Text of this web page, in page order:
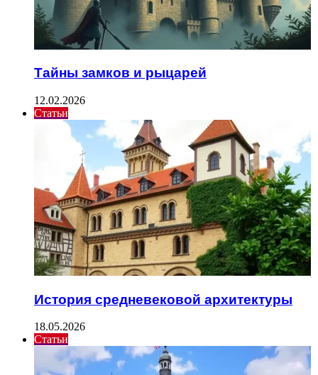
Тайны замков и рыцарей
12.02.2026
Статьи
История средневековой архитектуры
18.05.2026
Статьи